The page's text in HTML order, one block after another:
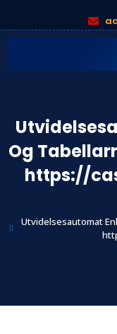
Og
https://
Utvidelsesautomat